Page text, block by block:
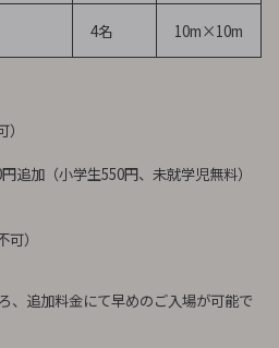
4名
10m×10m
追加（小学生550円、未就学児無料）
）
、追加料金にて早めのご入場が可能で